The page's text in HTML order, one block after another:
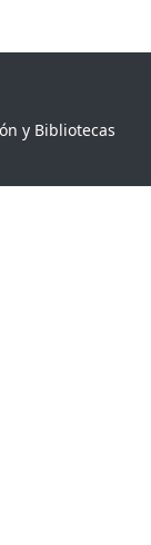
y Bibliotecas